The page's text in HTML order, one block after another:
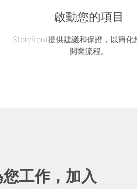
啟動您的項目
Storefront提供建議和保證，以簡化
開業流程。
工作，加入